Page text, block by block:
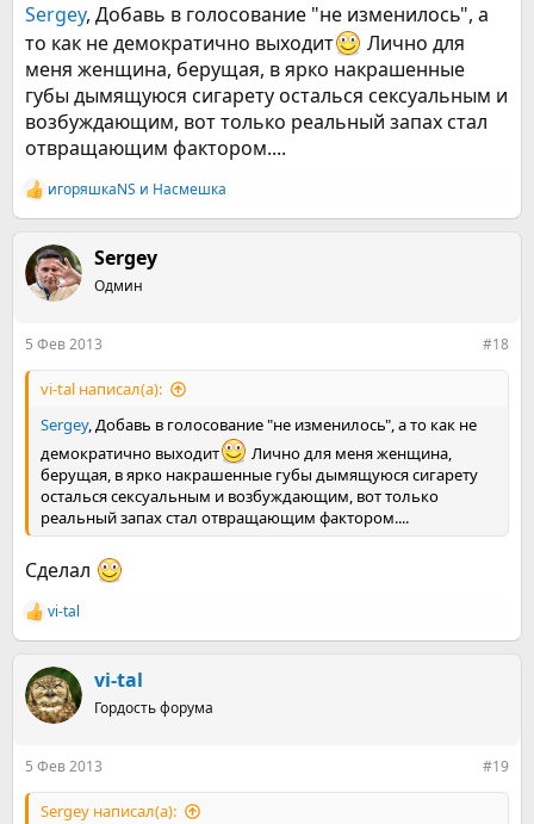
Sergey, Добавь в голосование "не изменилось", а
то как не демократично выходит
Лично для
меня женщина, берущая, в ярко накрашенные
губы дымящуюся сигарету осталься сексуальным и
возбуждающим, вот только реальный запах стал
отвращающим фактором....
Р
е
к
ц
и
игоряшкаNS и Насмешка
Sergey
Одмин
5 Фев 2013 #18
vi-tal написал(а):
Sergey, Добавь в голосование "не изменилось", а то как не
демократично выходит
Лично для меня женщина,
берущая, в ярко накрашенные губы дымящуюся сигарету
осталься сексуальным и возбуждающим, вот только
реальный запах стал отвращающим фактором....
Сделал
Р
е
к
ц
и
vi-tal
vi-tal
Гордость форума
5 Фев 2013 #19
Sergey написал(а):